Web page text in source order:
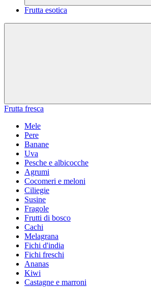
Frutta esotica
Frutta fresca
Mele
Pere
Banane
Uva
Pesche e albicocche
Agrumi
Cocomeri e meloni
Ciliegie
Susine
Fragole
Frutti di bosco
Cachi
Melagrana
Fichi d'india
Fichi freschi
Ananas
Kiwi
Castagne e marroni